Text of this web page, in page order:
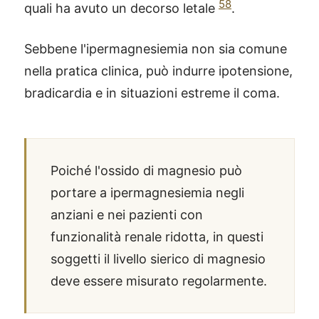
quali ha avuto un decorso letale 58.
Sebbene l'ipermagnesiemia non sia comune
nella pratica clinica, può indurre ipotensione,
bradicardia e in situazioni estreme il coma.
Poiché l'ossido di magnesio può
portare a ipermagnesiemia negli
anziani e nei pazienti con
funzionalità renale ridotta, in questi
soggetti il livello sierico di magnesio
deve essere misurato regolarmente.